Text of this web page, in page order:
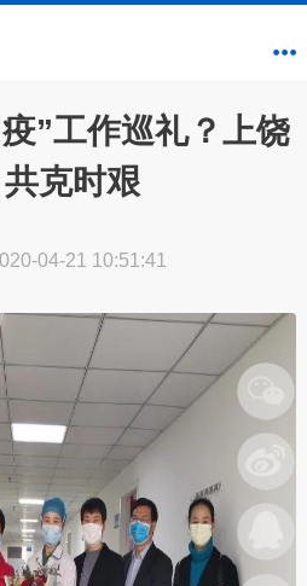
疫”工作巡礼？上饶
克时艰
04-21 10:51:41